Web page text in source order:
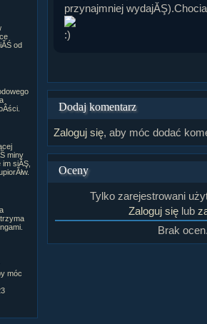
od
miny
siĂŞ,
móc
przynajmniej
Dodaj komentarz
Zaloguj się, aby móc dodać
Oceny
Tylko zarejestrowani
Zaloguj się lub
Brak